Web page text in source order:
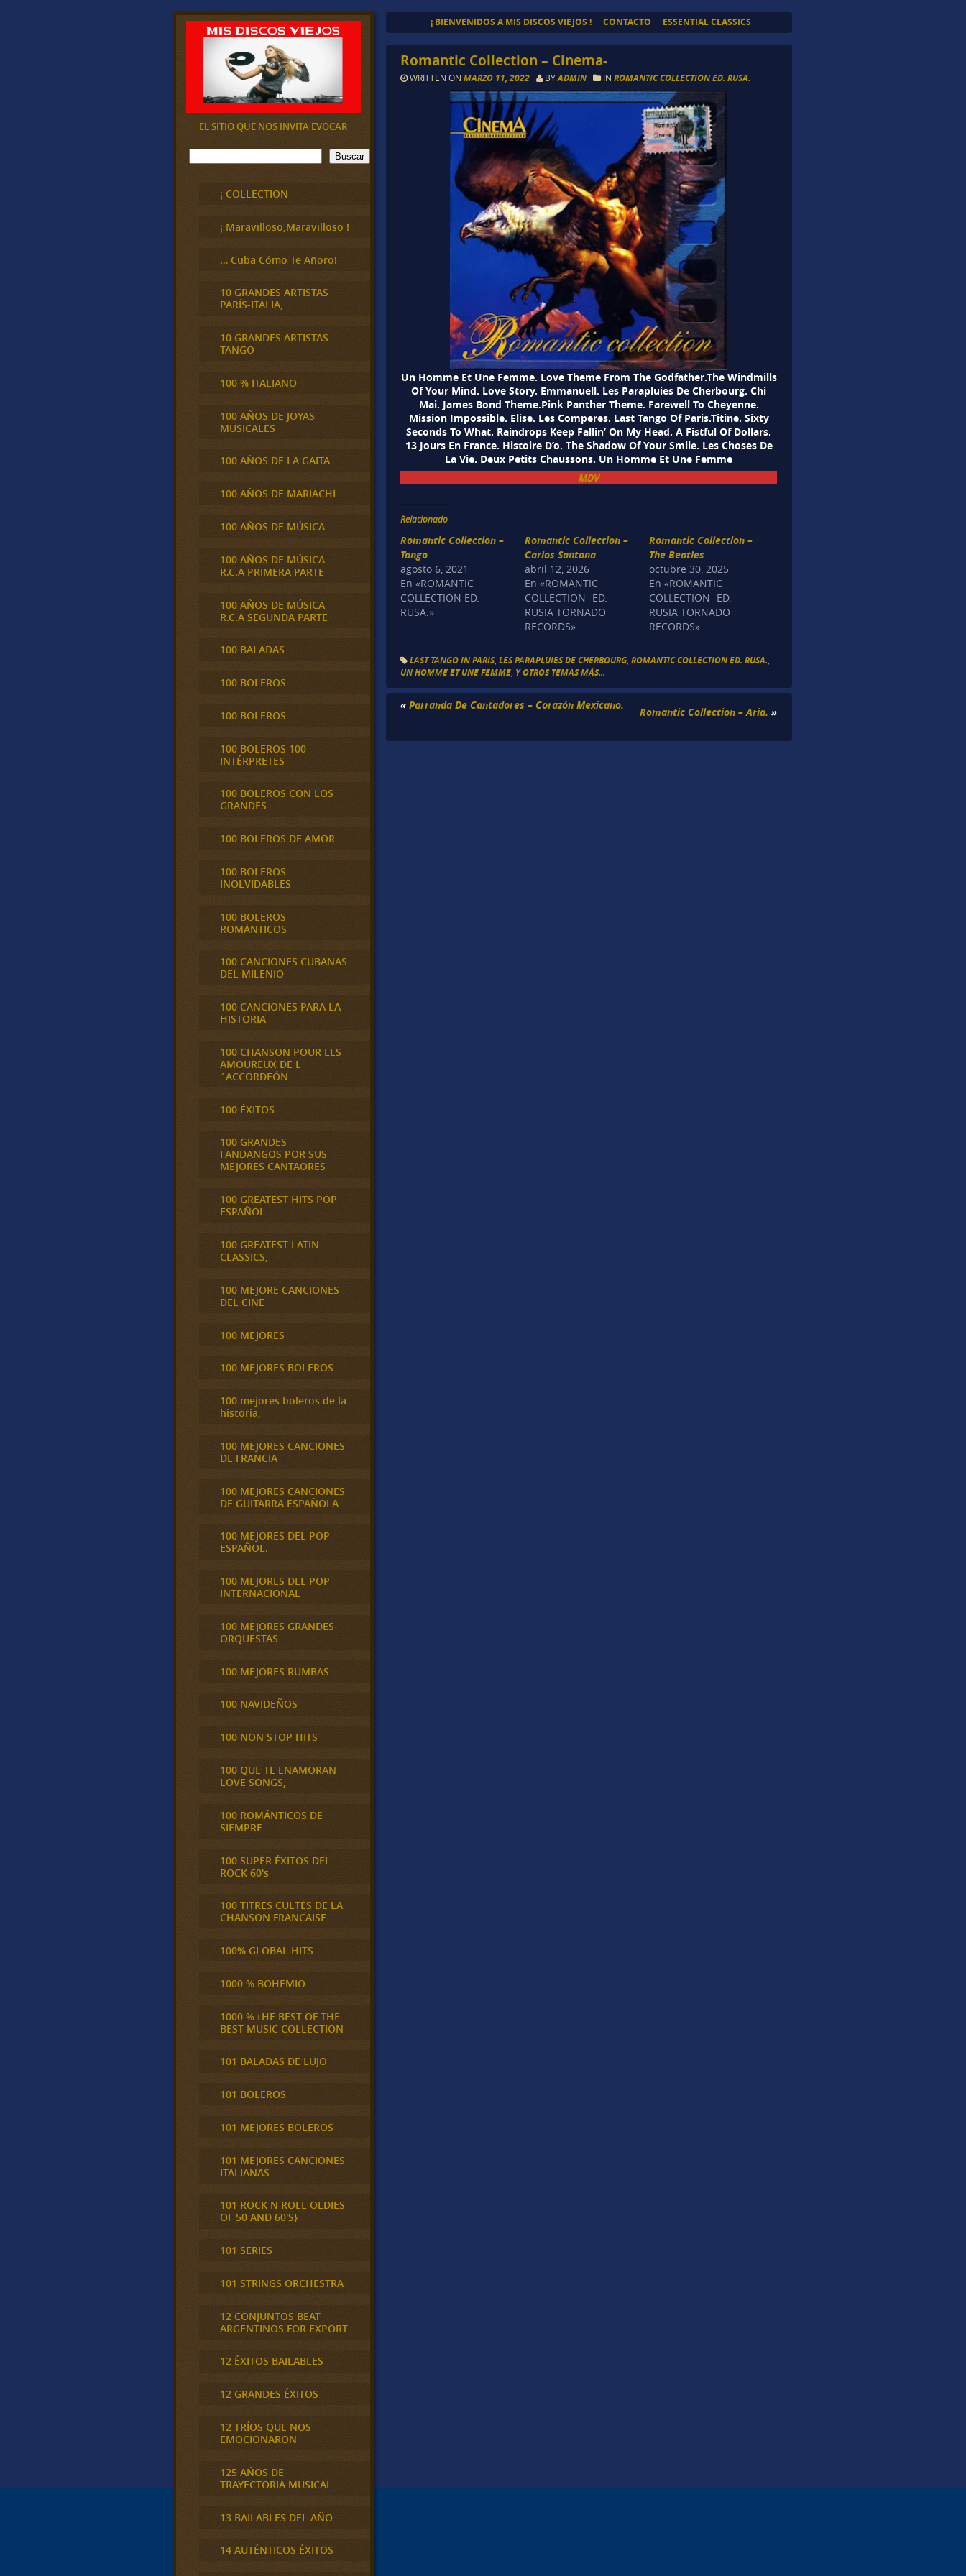
¡ BIENVENIDOS A MIS DISCOS VIEJOS ! CONTACTO ESSENTIAL CLASSICS
Romantic Collection – Cinema-
WRITTEN ONMARZO 11, 2022 BYADMIN INROMANTIC COLLECTION ED. RUSA.
Un Homme Et Une Femme. Love Theme From The Godfather.The Windmills
Of Your Mind. Love Story. Emmanuell. Les Parapluies De Cherbourg. Chi
Mai. James Bond Theme.Pink Panther Theme. Farewell To Cheyenne.
Mission Impossible. Elise. Les Comperes. Last Tango Of Paris.Titine. Sixty
Seconds To What. Raindrops Keep Fallin’ On My Head. A Fistful Of Dollars.
13 Jours En France. Histoire D’o. The Shadow Of Your Smile. Les Choses De
La Vie. Deux Petits Chaussons. Un Homme Et Une Femme
MDV
Relacionado
Romantic Collection –
Tango
agosto 6, 2021
En «ROMANTIC
COLLECTION ED.
RUSA.»
Romantic Collection –
Carlos Santana
abril 12, 2026
En «ROMANTIC
COLLECTION -ED.
RUSIA TORNADO
RECORDS»
Romantic Collection –
The Beatles
octubre 30, 2025
En «ROMANTIC
COLLECTION -ED.
RUSIA TORNADO
RECORDS»
LAST TANGO IN PARIS,LES PARAPLUIES DE CHERBOURG ,ROMANTIC COLLECTION ED. RUSA.
UN HOMME ET UNE FEMME Y OTROS TEMAS MÁS...
«Parranda De Cantadores – Corazón Mexicano.
Romantic Collection – Aria. »
EL SITIO QUE NOS INVITA EVOCAR
B
u
Buscar
¡ COLLECTION
¡ Maravilloso,Maravilloso !
… Cuba Cómo Te Añoro!
10 GRANDES ARTISTAS
PARÍS-ITALIA,
10 GRANDES ARTISTAS
TANGO
100 % ITALIANO
100 AÑOS DE JOYAS
MUSICALES
100 AÑOS DE LA GAITA
100 AÑOS DE MARIACHI
100 AÑOS DE MÚSICA
100 AÑOS DE MÚSICA
R.C.A PRIMERA PARTE
100 AÑOS DE MÚSICA
R.C.A SEGUNDA PARTE
100 BALADAS
100 BOLEROS
100 BOLEROS
100 BOLEROS 100
INTÉRPRETES
100 BOLEROS CON LOS
GRANDES
100 BOLEROS DE AMOR
100 BOLEROS
INOLVIDABLES
100 BOLEROS
ROMÁNTICOS
100 CANCIONES CUBANAS
DEL MILENIO
100 CANCIONES PARA LA
HISTORIA
100 CHANSON POUR LES
AMOUREUX DE L
´ACCORDEÓN
100 ÉXITOS
100 GRANDES
FANDANGOS POR SUS
MEJORES CANTAORES
100 GREATEST HITS POP
ESPAÑOL
100 GREATEST LATIN
CLASSICS,
100 MEJORE CANCIONES
DEL CINE
100 MEJORES
100 MEJORES BOLEROS
100 mejores boleros de la
historia,
100 MEJORES CANCIONES
DE FRANCIA
100 MEJORES CANCIONES
DE GUITARRA ESPAÑOLA
100 MEJORES DEL POP
ESPAÑOL.
100 MEJORES DEL POP
INTERNACIONAL
100 MEJORES GRANDES
ORQUESTAS
100 MEJORES RUMBAS
100 NAVIDEÑOS
100 NON STOP HITS
100 QUE TE ENAMORAN
LOVE SONGS,
100 ROMÁNTICOS DE
SIEMPRE
100 SUPER ÉXITOS DEL
ROCK 60's
100 TITRES CULTES DE LA
CHANSON FRANCAISE
100% GLOBAL HITS
1000 % BOHEMIO
1000 % tHE BEST OF THE
BEST MUSIC COLLECTION
101 BALADAS DE LUJO
101 BOLEROS
101 MEJORES BOLEROS
101 MEJORES CANCIONES
ITALIANAS
101 ROCK N ROLL OLDIES
OF 50 AND 60'S}
101 SERIES
101 STRINGS ORCHESTRA
12 CONJUNTOS BEAT
ARGENTINOS FOR EXPORT
12 ÉXITOS BAILABLES
12 GRANDES ÉXITOS
12 TRÍOS QUE NOS
EMOCIONARON
125 AÑOS DE
TRAYECTORIA MUSICAL
13 BAILABLES DEL AÑO
14 AUTÉNTICOS ÉXITOS